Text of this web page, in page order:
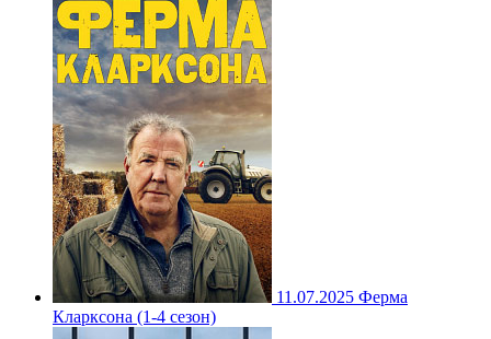
11.07.2025 Ферма
Кларксона (1-4 сезон)